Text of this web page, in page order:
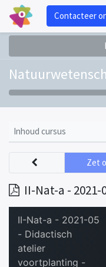
Contacteer
Inhoud cursus
II-Nat-a - 2021-05 -
Zet